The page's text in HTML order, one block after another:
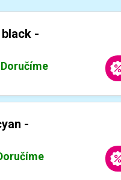
-
Doručíme
-